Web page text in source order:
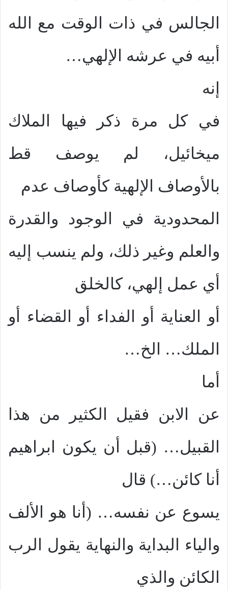
الجالس في ذات الوقت مع الله
أبيه في عرشه الإلهي…
إنه
في كل مرة ذكر فيها الملاك
ميخائيل، لم يوصف قط
بالأوصاف الإلهية كأوصاف عدم
المحدودية في الوجود والقدرة
والعلم وغير ذلك، ولم ينسب إليه
أي عمل إلهي، كالخلق
أو العناية أو الفداء أو القضاء أو
الملك… الخ…
أما
عن الابن فقيل الكثير من هذا
القبيل… (قبل أن يكون ابراهيم
أنا كائن…) قال
يسوع عن نفسه… (أنا هو الألف
والياء البداية والنهاية يقول الرب
الكائن والذي